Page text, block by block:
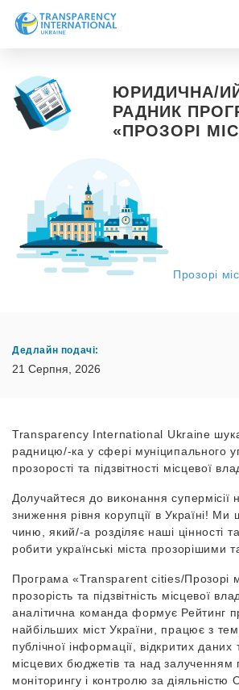
Новини
Дослідження
Долучитися
ЮРИДИЧНА/
РАДНИК
«ПРОЗОРІ
Прозорі
Дедлайн подачі:
21 Серпня, 2026
Transparency International Ukraine
радницю/-ка у сфері муніципального
прозорості та підзвітності місцевої
Долучайтеся до виконання супермісії
зниження рівня корупції в Україні!
чиню, який/-а розділяє наші цінності
робити українські міста прозорішими
Програма «Transparent cities/Прозорі
прозорість та підзвітність місцевої
аналітична команда формує Рейтинг
найбільших міст України, працює з
публічної інформації, відкритих даних
місцевих бюджетів та над залученням
моніторингу і контролю за діяльністю